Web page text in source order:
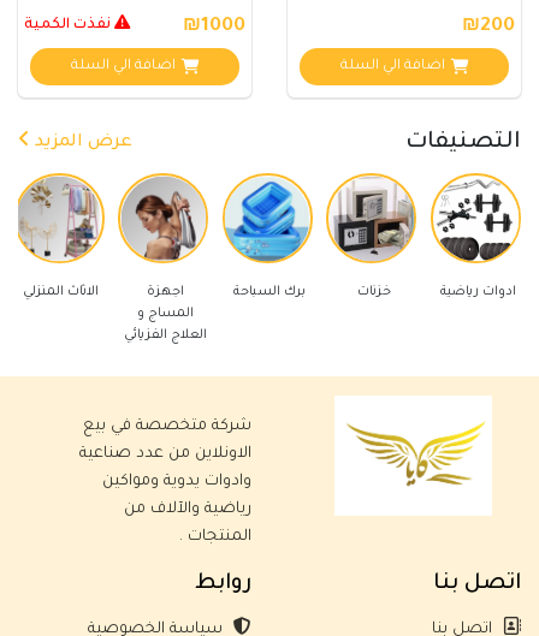
₪200
اضافة الي السلة
₪1000 نفذت الكمية
اضافة الي السلة
التصنيفات عرض المزيد
رياضية خزنات برك السباحة
اجهزة
المساج و
العلاج الفزيائي
الاثاث المنزلي ادوات
شركة متخصصة في بيع
الاونلاين من عدد صناعية
وادوات يدوية ومواكين
رياضية والآلاف من
المنتجات .
اتصل بنا
اتصل بنا
روابط
سياسة الخصوصية